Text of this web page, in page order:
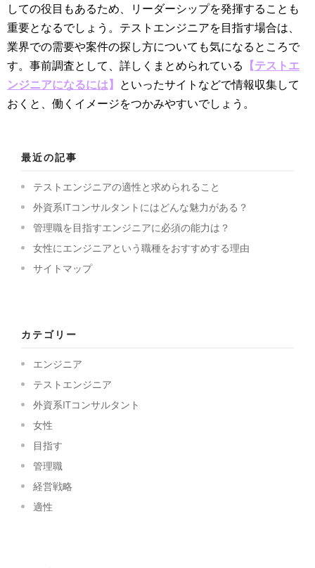
しての役目もあるため、リーダーシップを発揮することも
重要となるでしょう。テストエンジニアを目指す場合は、
業界での需要や案件の探し方についても気になるところで
す。事前調査として、詳しくまとめられている 【テストエ
ンジニアになるには】 といったサイトなどで情報収集して
おくと、働くイメージをつかみやすいでしょう。
最近の記事
テストエンジニアの適性と求められること
外資系ITコンサルタントにはどんな魅力がある？
管理職を目指すエンジニアに必須の能力は？
女性にエンジニアという職種をおすすめする理由
サイトマップ
カテゴリー
エンジニア
テストエンジニア
外資系ITコンサルタント
女性
目指す
管理職
経営戦略
適性